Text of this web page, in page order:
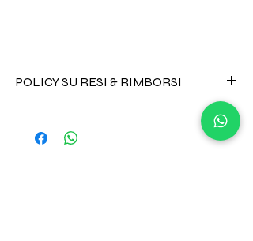
POLICY SU RESI & RIMBORSI
Non è possibile effettuare il reso di prodotti